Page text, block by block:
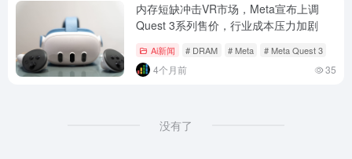
内存短缺冲击VR市场，Meta宣布上调
Quest 3系列售价，行业成本压力加剧
Ai新闻 # DRAM # Meta # Meta Quest 3
4个月前 35
没有了